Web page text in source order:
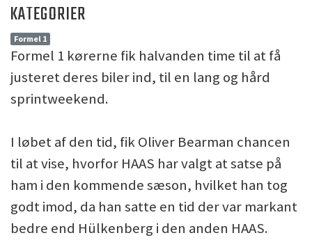
KATEGORIER
Formel 1
Formel 1 kørerne fik halvanden time til at få
justeret deres biler ind, til en lang og hård
sprintweekend.
I løbet af den tid, fik Oliver Bearman chancen
til at vise, hvorfor HAAS har valgt at satse på
ham i den kommende sæson, hvilket han tog
godt imod, da han satte en tid der var markant
bedre end Hülkenberg i den anden HAAS.